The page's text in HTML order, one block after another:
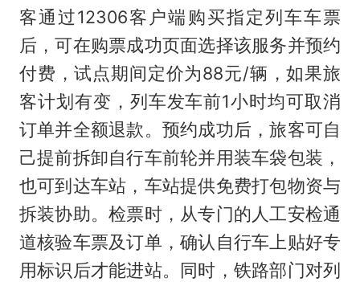
客通过12306客户端购买指定列车车票
后，可在购票成功页面选择该服务并预约
付费，试点期间定价为88元/辆，如果旅
客计划有变，列车发车前1小时均可取消
订单并全额退款。预约成功后，旅客可自
己提前拆卸自行车前轮并用装车袋包装，
也可到达车站，车站提供免费打包物资与
拆装协助。检票时，从专门的人工安检通
道核验车票及订单，确认自行车上贴好专
用标识后才能进站。同时，铁路部门对列